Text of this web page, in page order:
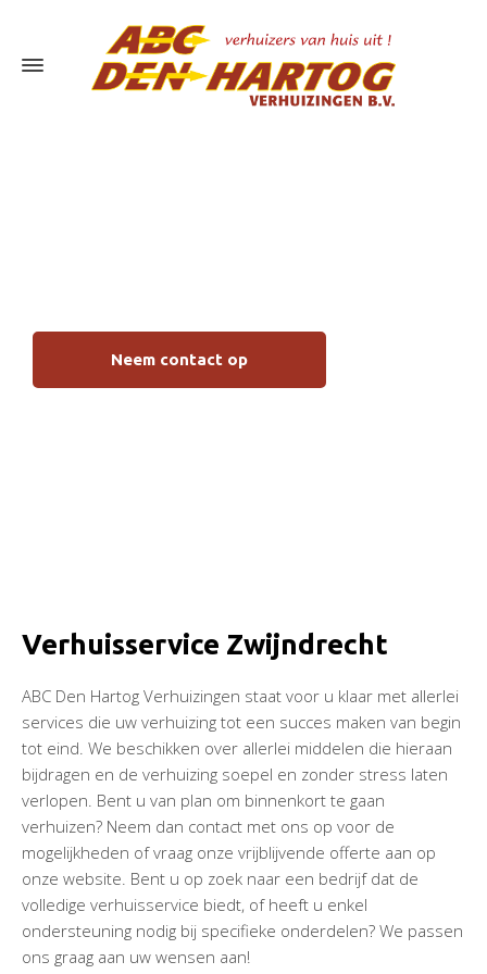
Neem contact op
Verhuisservice Zwijndrecht
ABC Den Hartog Verhuizingen staat voor u klaar met allerlei
services die uw verhuizing tot een succes maken van begin
tot eind. We beschikken over allerlei middelen die hieraan
bijdragen en de verhuizing soepel en zonder stress laten
verlopen. Bent u van plan om binnenkort te gaan
verhuizen? Neem dan contact met ons op voor de
mogelijkheden of vraag onze vrijblijvende offerte aan op
onze website. Bent u op zoek naar een bedrijf dat de
volledige verhuisservice biedt, of heeft u enkel
ondersteuning nodig bij specifieke onderdelen? We passen
ons graag aan uw wensen aan!